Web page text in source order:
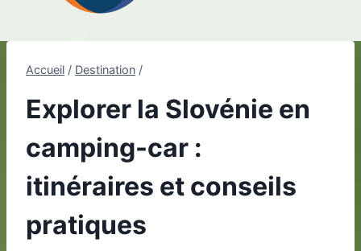
Accueil / Destination /
Explorer la Slovénie en
camping-car :
itinéraires et conseils
pratiques